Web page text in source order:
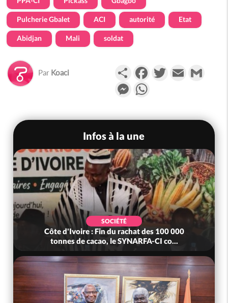
Pulcherie Gbalet ACI autorité Etat
Abidjan Mali soldat
Par Koaci PartagerFacebookTwitterEmail
Messenger
Infos à la une
SOCIÉTÉ
Côte d'Ivoire : Fin du rachat des 100 000
tonnes de cacao, le SYNARFA-CI co...